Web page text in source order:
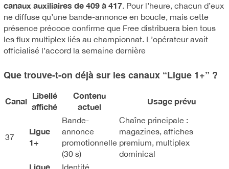
canaux auxiliaires de 409 à 417. Pour l’heure, chacun d’eux
ne diffuse qu’une bande-annonce en boucle, mais cette
présence précoce confirme que Free distribuera bien tous
les flux multiplex liés au championnat. L’opérateur avait
officialisé l’accord la semaine dernière
Que trouve-t-on déjà sur les canaux “Ligue 1+” ?
Canal
Libellé
affiché
Contenu
actuel
Usage prévu
37
Ligue
1+
Bande-
annonce
promotionnelle
(30 s)
Chaîne principale :
magazines, affiches
premium, multiplex
dominical
Ligue
Identité